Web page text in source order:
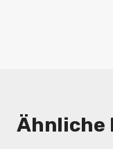
Ähnliche